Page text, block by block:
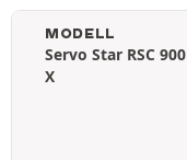
MODELL
Servo Star RSC 900
X